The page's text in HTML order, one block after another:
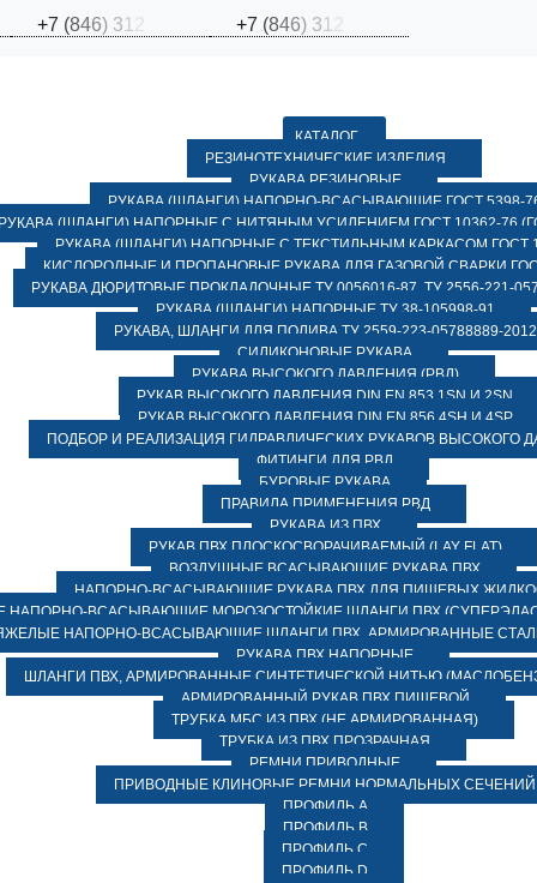
+7 (846) 31 +7 (846) 31
КАТАЛОГ
РЕЗИНОТЕХНИЧЕСКИЕ ИЗДЕЛИЯ
РУКАВА РЕЗИНОВЫЕ
РУКАВА (ШЛАНГИ) НАПОРНО-ВСАСЫВАЮЩИЕ ГОСТ 5398-
(ШЛАНГИ) НАПОРНЫЕ С НИТЯНЫМ УСИЛЕНИЕМ ГОСТ 10362-76
РУКАВА (ШЛАНГИ) НАПОРНЫЕ С ТЕКСТИЛЬНЫМ КАРКАСОМ ГОСТ
КИСЛОРОДНЫЕ И ПРОПАНОВЫЕ РУКАВА ДЛЯ ГАЗОВОЙ СВАРКИ
РУКАВА ДЮРИТОВЫЕ ПРОКЛАДОЧНЫЕ ТУ 0056016-87, ТУ 2556-221-
РУКАВА (ШЛАНГИ) НАПОРНЫЕ ТУ 38-105998-91
РУКАВА, ШЛАНГИ ДЛЯ ПОЛИВА ТУ 2559-223-05788889-2012
СИЛИКОНОВЫЕ РУКАВА
РУКАВА ВЫСОКОГО ДАВЛЕНИЯ (РВД)
РУКАВ ВЫСОКОГО ДАВЛЕНИЯ DIN EN 853 1SN И 2SN
РУКАВ ВЫСОКОГО ДАВЛЕНИЯ DIN EN 856 4SH И 4SP
ПОДБОР И РЕАЛИЗАЦИЯ ГИДРАВЛИЧЕСКИХ РУКАВОВ ВЫСОКОГО
ФИТИНГИ ДЛЯ РВД
БУРОВЫЕ РУКАВА
ПРАВИЛА ПРИМЕНЕНИЯ РВД
РУКАВА ИЗ ПВХ
РУКАВ ПВХ ПЛОСКОСВОРАЧИВАЕМЫЙ (LAY FLAT)
ВОЗДУШНЫЕ ВСАСЫВАЮЩИЕ РУКАВА ПВХ
НАПОРНО-ВСАСЫВАЮЩИЕ РУКАВА ПВХ ДЛЯ ПИЩЕВЫХ
НАПОРНО-ВСАСЫВАЮЩИЕ МОРОЗОСТОЙКИЕ ШЛАНГИ ПВХ
НАПОРНО-ВСАСЫВАЮЩИЕ ШЛАНГИ ПВХ, АРМИРОВАННЫЕ
РУКАВА ПВХ НАПОРНЫЕ
ШЛАНГИ ПВХ, АРМИРОВАННЫЕ СИНТЕТИЧЕСКОЙ НИТЬЮ
АРМИРОВАННЫЙ РУКАВ ПВХ ПИЩЕВОЙ
ТРУБКА МБС ИЗ ПВХ (НЕ АРМИРОВАННАЯ)
ТРУБКА ИЗ ПВХ ПРОЗРАЧНАЯ
РЕМНИ ПРИВОДНЫЕ
ПРИВОДНЫЕ КЛИНОВЫЕ РЕМНИ НОРМАЛЬНЫХ СЕЧЕНИЙ
ПРОФИЛЬ A
ПРОФИЛЬ B
ПРОФИЛЬ C
ПРОФИЛЬ D